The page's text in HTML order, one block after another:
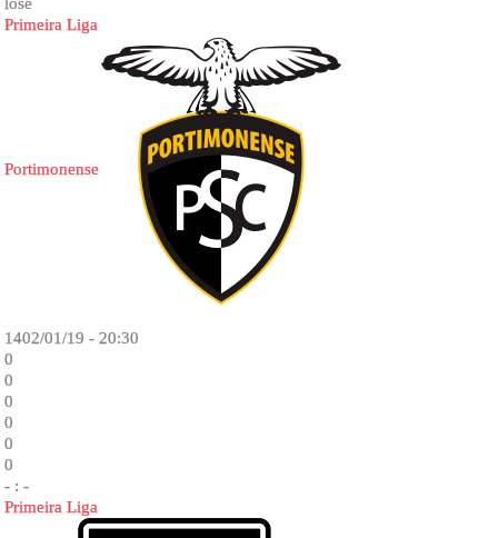
Primeira Liga
Portimonense
1402/01/19 - 20:30
0
0
0
0
0
0
- : -
Primeira Liga